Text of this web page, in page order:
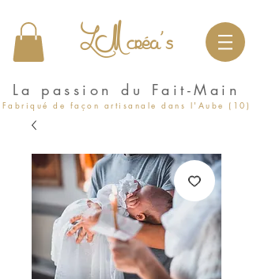
LM créa's
La passion du Fait-Main
Fabriqué de façon artisanale dans l'Aube (10)